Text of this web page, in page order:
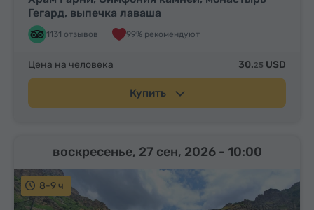
Гегард, выпечка лаваша
1131 отзывов 99% рекомендуют
Цена на человека 30.25 USD
Купить
8-9 ч
воскресенье, 27 сен, 2026 - 10:00